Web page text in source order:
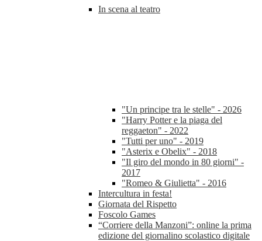
In scena al teatro
"Un principe tra le stelle" - 2026
"Harry Potter e la piaga del
reggaeton" - 2022
"Tutti per uno" - 2019
"Asterix e Obelix" - 2018
"Il giro del mondo in 80 giorni" -
2017
"Romeo & Giulietta" - 2016
Intercultura in festa!
Giornata del Rispetto
Foscolo Games
“Corriere della Manzoni”: online la prima
edizione del giornalino scolastico digitale